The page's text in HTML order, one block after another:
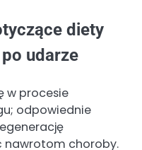
diety
udarze
w procesie
odpowiednie
nawrotom choroby.